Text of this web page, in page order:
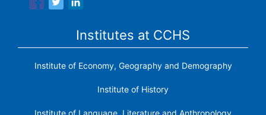
Institutes at CCHS
Institute of Economy, Geography and Demography
Institute of History
Institute of Language, Literature and Anthropology